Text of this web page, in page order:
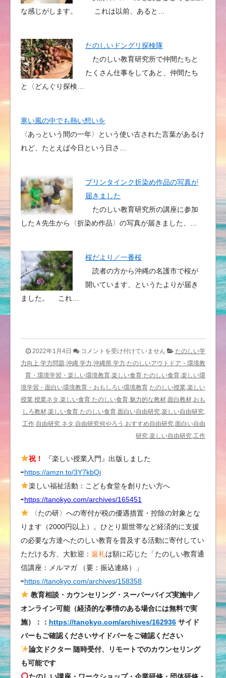
な感じがします。 これは以前、あると…
たのしいドングリ探検隊
たのしい教育研究所で仲間たちと
たくさん仕事をしてあと、仲間たち
と〈どんぐり探検…
寒い風の中でも熱い想いを
〈あっという間の一年〉という使い古された言葉があるけ
れど、たとえば今日という日さ…
プリンタインク折染め作品の写真が
届きました
たのしい教育研究所の講座に参加
したＡ先生から〈折染め作品〉の写真が届きました、…
桜だより／一番桜
読者の方から沖縄の名護市で桜が
開いています、というたよりが届き
ました。 これ…
2022年1月4日
（た
の
し
い
教
材
プ
ラ
ム）
か
い
ト
ト
ロ
門
松
は
コメントを受け付けていません
たのしい学
力向上,学力問題,沖縄 学力,沖縄県 学力,たのしいアウトドア・環境教
育・環境学習・楽しい環境教育,楽しい食育 たのしい食育,楽しい環
境学習・面白い環境教育・おもしろい環境教育 たのしい授業,楽しい
授業,授業ネタ,楽しい食育 たのしい食育,魅力的な教材,面白教材,おも
しろ教材,楽しい食育 たのしい食育,面白い自由研究,楽しい自由研究,
工作 自由研究 ネタ,自由研究何やろう,おすすめ自由研究,面白い自由
研究,楽しい自由研究,工作
祝！
『楽しい授業入門』出版しました
⇨https://amzn.to/3Y7kbQi
楽しい福祉活動：こども食堂を創りたい方へ
⇨https://tanokyo.com/archives/165451
〈たの研〉への寄付が税の優遇措置・控除の対象とな
ります（2000円以上）。ひとり親世帯など経済的に支援
の必要な方達へたのしい教育を普及する活動に寄付してい
ただける方、大歓迎： 返礼は額に応じた「たのしい教育通
信講座：メルマガ （要：振込連絡）」
⇨https://tanokyo.com/archives/158358
教育相談・カウンセリング・スーパーバイズ実施中／
オンライン可能（経済的な事情のある場合には無料で実
施）：： https://tanokyo.com/archives/162936 サイド
バーもご確認くださいサイドバーをご確認ください
論文ドクター 随時受付、リモートでのカウンセリング
も可能です